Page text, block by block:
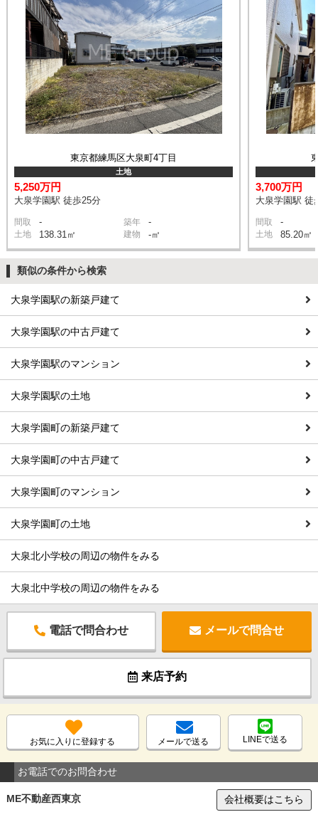
東京都練馬区大泉町4丁目
土地
5,250万円
大泉学園駅 徒歩25分
間取 - 築年 -
土地 138.31㎡ 建物 -㎡
3,700万円
大泉学園駅 徒
間取 -
土地 85.20㎡
類似の条件から検索
大泉学園駅の新築戸建て
大泉学園駅の中古戸建て
大泉学園駅のマンション
大泉学園駅の土地
大泉学園町の新築戸建て
大泉学園町の中古戸建て
大泉学園町のマンション
大泉学園町の土地
大泉北小学校の周辺の物件をみる
大泉北中学校の周辺の物件をみる
電話で問合わせ メールで問合せ
来店予約
お気に入りに登録する メールで送る LINEで送る
お電話でのお問合わせ
ME不動産西東京 会社概要はこちら